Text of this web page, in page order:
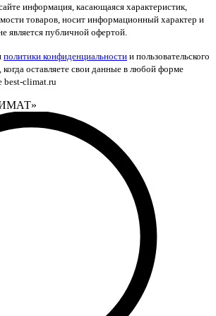
информация, касающаяся характеристик,
товаров, носит информационный характер и
является публичной офертой.
политики конфиденциальности и пользовательского
оставляете свои данные в любой форме
best-climat.ru